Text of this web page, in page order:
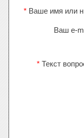
* Ваше имя или
Ваш e-
* Текст